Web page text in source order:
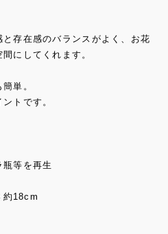
存在感のバランスがよく、お花
にしてくれます。
単。
トです。
等を再生
18cm